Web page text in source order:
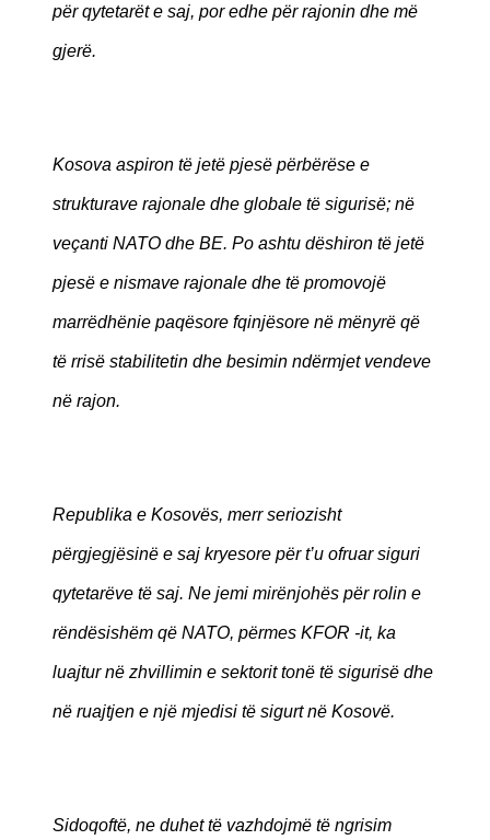
për qytetarët e saj, por edhe për rajonin dhe më
gjerë.
Kosova aspiron të jetë pjesë përbërëse e
strukturave rajonale dhe globale të sigurisë; në
veçanti NATO dhe BE. Po ashtu dëshiron të jetë
pjesë e nismave rajonale dhe të promovojë
marrëdhënie paqësore fqinjësore në mënyrë që
të rrisë stabilitetin dhe besimin ndërmjet vendeve
në rajon.
Republika e Kosovës, merr seriozisht
përgjegjësinë e saj kryesore për t’u ofruar siguri
qytetarëve të saj. Ne jemi mirënjohës për rolin e
rëndësishëm që NATO, përmes KFOR -it, ka
luajtur në zhvillimin e sektorit tonë të sigurisë dhe
në ruajtjen e një mjedisi të sigurt në Kosovë.
Sidoqoftë, ne duhet të vazhdojmë të ngrisim